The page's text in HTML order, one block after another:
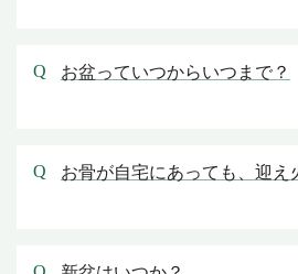
お盆っていつからいつまで？
お骨が自宅にあっても、迎え